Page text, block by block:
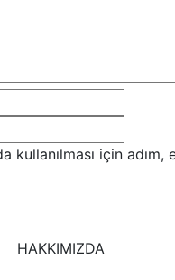
kullanılması için
HAKKIMIZDA